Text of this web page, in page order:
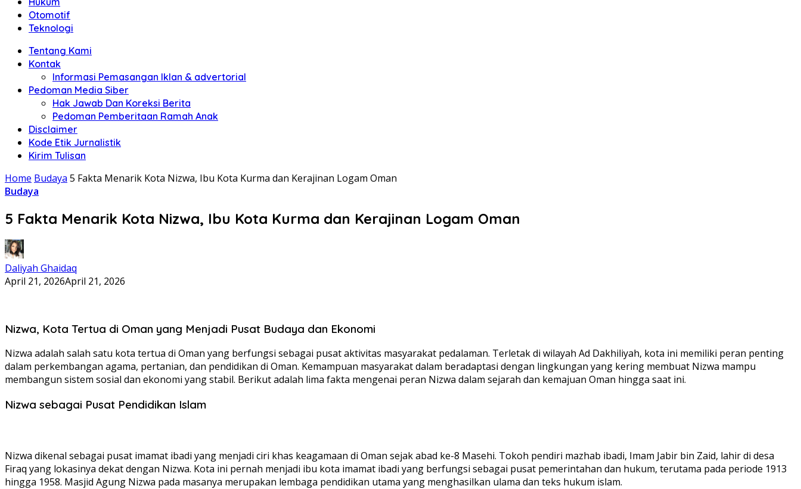
Otomotif
Teknologi
Tentang Kami
Kontak
Informasi Pemasangan Iklan & advertorial
Pedoman Media Siber
Hak Jawab Dan Koreksi Berita
Pedoman Pemberitaan Ramah Anak
Disclaimer
Kode Etik Jurnalistik
Kirim Tulisan
Home Budaya 5 Fakta Menarik Kota Nizwa, Ibu Kota Kurma dan Kerajinan Logam Oman
Budaya
5 Fakta Menarik Kota Nizwa, Ibu Kota Kurma dan Kerajinan Logam Oman
Daliyah Ghaidaq
April 21, 2026April 21, 2026
Nizwa, Kota Tertua di Oman yang Menjadi Pusat Budaya dan Ekonomi
Nizwa adalah salah satu kota tertua di Oman yang berfungsi sebagai pusat aktivitas masyarakat pedalaman. Terletak di wilayah Ad Dakhiliyah, kota ini memiliki peran penting
dalam perkembangan agama, pertanian, dan pendidikan di Oman. Kemampuan masyarakat dalam beradaptasi dengan lingkungan yang kering membuat Nizwa mampu
membangun sistem sosial dan ekonomi yang stabil. Berikut adalah lima fakta mengenai peran Nizwa dalam sejarah dan kemajuan Oman hingga saat ini.
Nizwa sebagai Pusat Pendidikan Islam
Nizwa dikenal sebagai pusat imamat ibadi yang menjadi ciri khas keagamaan di Oman sejak abad ke-8 Masehi. Tokoh pendiri mazhab ibadi, Imam Jabir bin Zaid, lahir di desa
Firaq yang lokasinya dekat dengan Nizwa. Kota ini pernah menjadi ibu kota imamat ibadi yang berfungsi sebagai pusat pemerintahan dan hukum, terutama pada periode 1913
hingga 1958. Masjid Agung Nizwa pada masanya merupakan lembaga pendidikan utama yang menghasilkan ulama dan teks hukum islam.